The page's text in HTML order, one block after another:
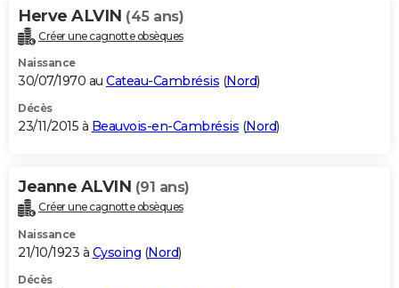
Herve ALVIN (45 ans)
Créer une cagnotte obsèques
Naissance
30/07/1970 au Cateau-Cambrésis (Nord)
Décès
23/11/2015 à Beauvois-en-Cambrésis (Nord)
Jeanne ALVIN (91 ans)
Créer une cagnotte obsèques
Naissance
21/10/1923 à Cysoing (Nord)
Décès